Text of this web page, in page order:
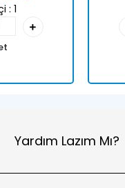
: 1
Yardım Lazım Mı?